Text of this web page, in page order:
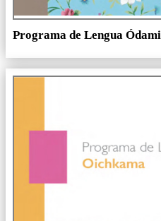
Programa de Lengua Ódami